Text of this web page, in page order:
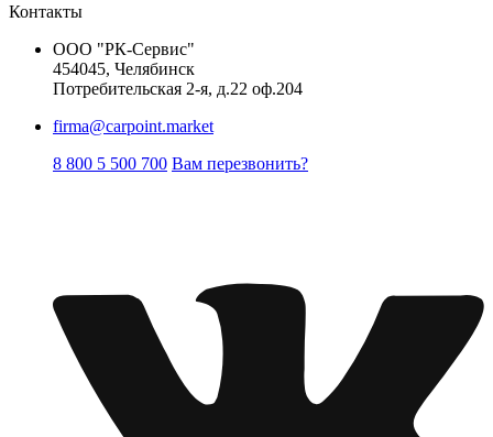
Контакты
ООО "РК-Сервис"
454045, Челябинск
Потребительская 2-я, д.22 оф.204
firma@carpoint.market
8 800 5 500 700 Вам перезвонить?